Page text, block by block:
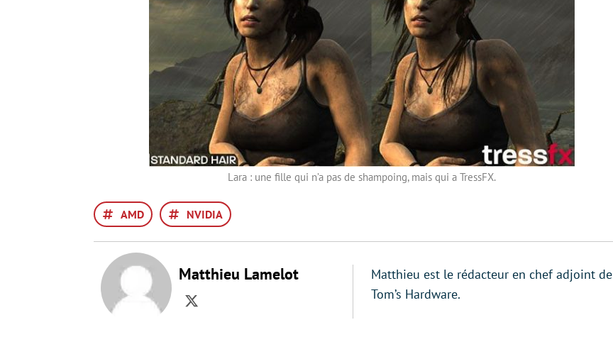
Lara : une fille qui n’a pas de shampoing, mais qui a TressFX.
AMD NVIDIA
Matthieu Lamelot
Twitter
Matthieu est le rédacteur en chef adjoint de
Tom’s Hardware.